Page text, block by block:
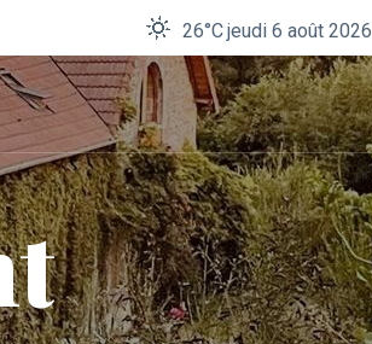
26°Cjeudi 6 août 2026